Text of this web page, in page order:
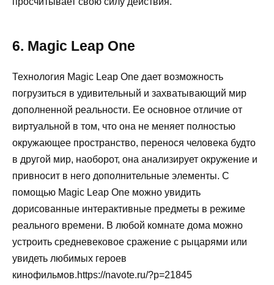
6. Magic Leap One
Технология Magic Leap One дает возможность
погрузиться в удивительный и захватывающий мир
дополненной реальности. Ее основное отличие от
виртуальной в том, что она не меняет полностью
окружающее пространство, перенося человека будто
в другой мир, наоборот, она анализирует окружение и
привносит в него дополнительные элементы. С
помощью Magic Leap One можно увидить
дорисованные интерактивные предметы в режиме
реального времени. В любой комнате дома можно
устроить средневековое сражение с рыцарями или
увидеть любимых героев
кинофильмов.https://navote.ru/?p=21845